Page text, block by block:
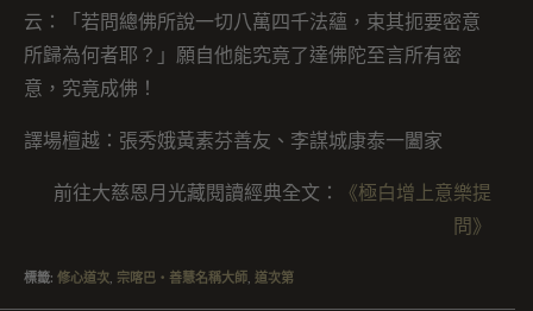
云：「若問總佛所說一切八萬四千法蘊，束其扼要密意
所歸為何者耶？」願自他能究竟了達佛陀至言所有密
意，究竟成佛！
譯場檀越：張秀娥黃素芬善友、李謀城康泰一闔家
前往大慈恩月光藏閱讀經典全文：
《極白增上意樂提
問》
標籤: 修心道次 宗喀巴・善慧名稱大師 道次第